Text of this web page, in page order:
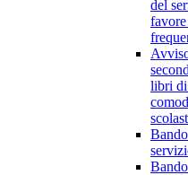
del
libri di